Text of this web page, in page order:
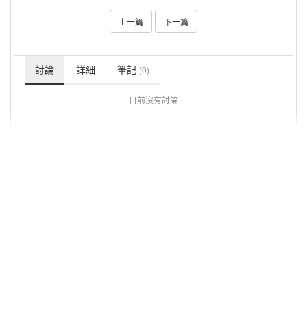
上一篇 下一篇
討論 詳細 筆記 (0)
目前沒有討論